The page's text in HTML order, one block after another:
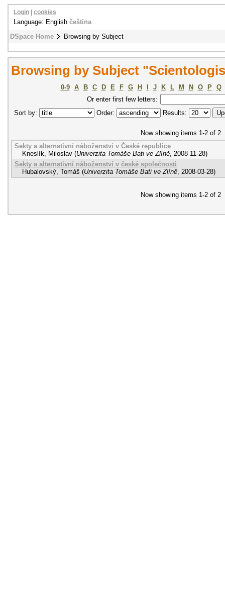
DSpace Home Browsing by Subject
Login cookies
Language: English čeština
Browsing by Subject
0-9 A B C D E F G H J K L M N O P
Q
Or enter first few letters:
Sort by:
Order: Results:
Now showing items 1-2 of 2
Sekty a alternativní náboženství v České republice
Kneslík, Miloslav (Univerzita Tomáše Bati ve Zlíně, 2008-11-28)
Sekty a alternativní náboženství v české společnosti
Hubalovský, Tomáš (Univerzita Tomáše Bati ve Zlíně, 2008-03-28)
Now showing items 1-2 of 2